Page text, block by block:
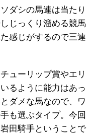
ダシの馬連は当たり
じっくり溜める競馬
感じがするので三連
ューリップ賞やエリ
るように能力はあっ
ダメな馬なので、ワ
も選ぶタイプ。今回
田騎手ということで